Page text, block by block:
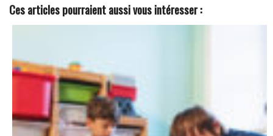
Ces articles pourraient aussi vous intéresser :